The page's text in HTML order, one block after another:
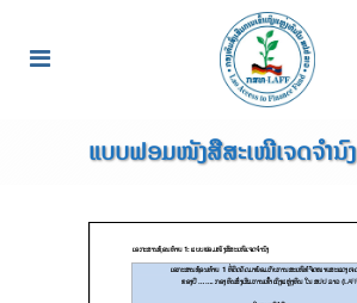
ແບບຟອມໜັງສືສະເໜີເຈດຈໍານົງ